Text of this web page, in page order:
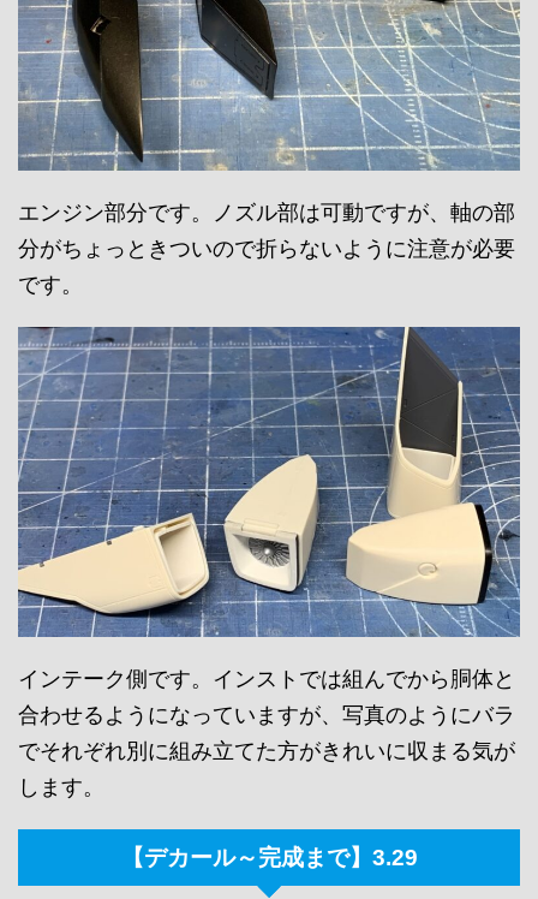
エンジン部分です。ノズル部は可動ですが、軸の部
分がちょっときついので折らないように注意が必要
です。
インテーク側です。インストでは組んでから胴体と
合わせるようになっていますが、写真のようにバラ
でそれぞれ別に組み立てた方がきれいに収まる気が
します。
【デカール～完成まで】3.29